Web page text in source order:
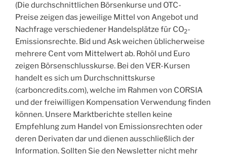
(Die durchschnittlichen Börsenkurse und OTC-
Preise zeigen das jeweilige Mittel von Angebot und
Nachfrage verschiedener Handelsplätze für CO2-
Emissionsrechte. Bid und Ask weichen üblicherweise
mehrere Cent vom Mittelwert ab. Rohöl und Euro
zeigen Börsenschlusskurse. Bei den VER-Kursen
handelt es sich um Durchschnittskurse
(carboncredits.com), welche im Rahmen von CORSIA
und der freiwilligen Kompensation Verwendung finden
können. Unsere Marktberichte stellen keine
Empfehlung zum Handel von Emissionsrechten oder
deren Derivaten dar und dienen ausschließlich der
Information. Sollten Sie den Newsletter nicht mehr